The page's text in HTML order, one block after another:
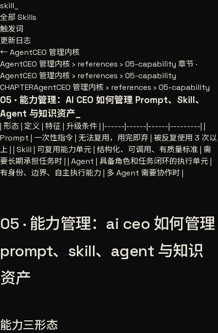
skill
全部 Skills
触发词
更新日志
← AgentCEO 管理内核
AgentCEO 管理内核 › references › 05-capability 章节 ·
AgentCEO 管理内核 › references › 05-capability
CHAPTERAgentCEO 管理内核 › references › 05-capability
05 · 能力管理：AI CEO 如何管理 Prompt、Skill、
Agent 与知识资产
| 形态 | 定义 | 特征 | 升级条件 | |------|------|------|---------| |
Prompt | 一次性指令 | 无法复用，用完即弃 | 被反复使用 3 次以
上 | | Skill | 可复用能力单元 | 结构化、可调用、有质量标准 | 需
要长期承担任务时 | | Agent | 具备角色和任务闭环的执行单元 |
有身份、边界、自主执行能力 | 多 Agent 需要协作时 |
05 · 能力管理：ai ceo 如何管理
prompt、skill、agent 与知识
资产
能力三形态